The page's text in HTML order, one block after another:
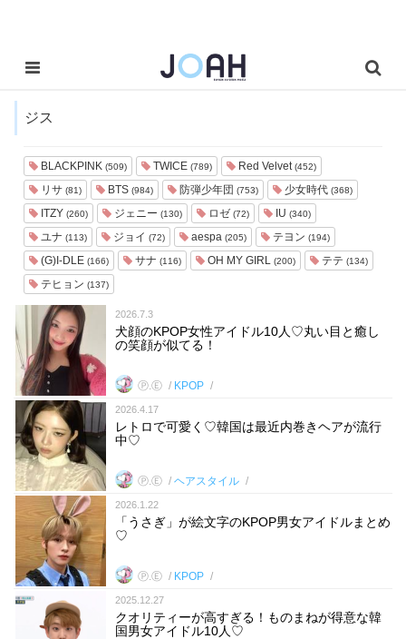
ジス
BLACKPINK (509) TWICE (789) Red Velvet(452)
リサ (81) BTS (984) 防弾少年団 (753) 少女時代 (368)
ITZY (260) ジェニー (130) ロゼ (72) IU (340)
ユナ (113) ジョイ (72) aespa (205) テヨン (194)
(G)I-DLE (166) サナ (116) OH MY GIRL (200) テテ (134)
テヒョン (137)
2026.7.3
犬顔のKPOP女性アイドル10人♡丸い目と癒し
の笑顔が似てる！
Ⓟ.Ⓔ KPOP
2026.4.17
レトロで可愛く♡韓国は最近内巻きヘアが流行
中♡
Ⓟ.Ⓔ ヘアスタイル
2026.1.22
「うさぎ」が絵文字のKPOP男女アイドルまとめ
♡
Ⓟ.Ⓔ KPOP
2025.12.27
クオリティーが高すぎる！ものまねが得意な韓
国男女アイドル10人♡